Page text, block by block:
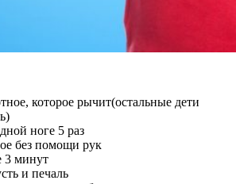
которое рычит(остальные дети
ноге 5 раз
без помощи рук
3 минут
и печаль